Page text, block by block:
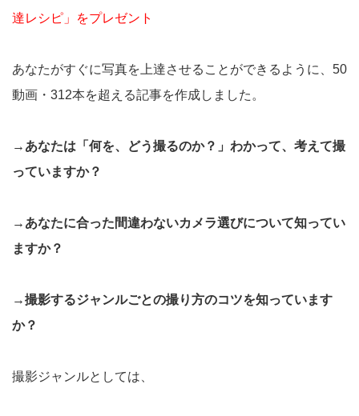
達レシピ」をプレゼント
あなたがすぐに写真を上達させることができるように、50
動画・312本を超える記事を作成しました。
→あなたは「何を、どう撮るのか？」わかって、考えて撮
っていますか？
→あなたに合った間違わないカメラ選びについて知ってい
ますか？
→撮影するジャンルごとの撮り方のコツを知っています
か？
撮影ジャンルとしては、